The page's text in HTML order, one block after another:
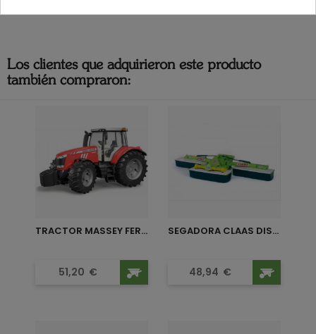
Los clientes que adquirieron este producto
también compraron:
TRACTOR MASSEY FERGUSON 7600
Precio
51,20 €
SEGADORA CLAAS DISCO
Precio
48,94 €